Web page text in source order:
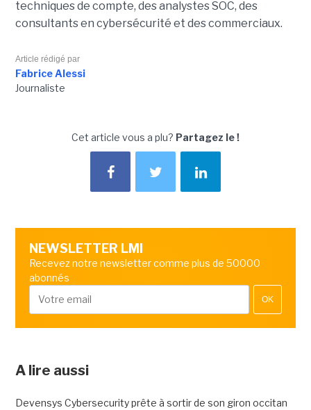
techniques de compte, des analystes SOC, des
consultants en cybersécurité et des commerciaux.
Article rédigé par
Fabrice Alessi
Journaliste
Cet article vous a plu? Partagez le !
NEWSLETTER LMI
Recevez notre newsletter comme plus de 50000
abonnés
OK
A lire aussi
Devensys Cybersecurity prête à sortir de son giron occitan